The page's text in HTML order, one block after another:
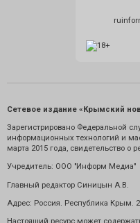
Сетевое издание «Крымский
Зарегистрировано Федеральной
информационных технологий и
марта 2015 года, свидетельство о
Учредитель: ООО "Информ Медиа"
Главный редактор Синицын А.В.
Адрес: Россия. Республика Крым.